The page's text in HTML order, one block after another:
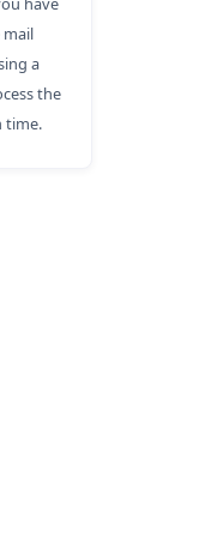
mail
a
the
time.